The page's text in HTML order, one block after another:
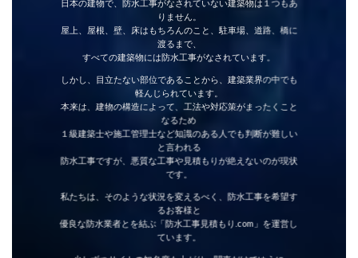
日本の建物で、防水工事がなされていない建築物は１つもあ
りません。
屋上、屋根、壁、床はもちろんのこと、駐車場、道路、橋に
渡るまで、
すべての建築物には防水工事がなされています。
しかし、目立たない部位であることから、建築業界の中でも
軽んじられています。
本来は、建物の構造によって、工法や対応策がまったくこと
なるため
１級建築士や施工管理士など知識のある人でも判断が難しい
と言われる
防水工事ですが、悪質な工事や見積もりが絶えないのが現状
です。
私たちは、そのような状況を変えるべく、防水工事を希望す
るお客様と
優良な防水業者とを結ぶ「防水工事見積もり.com」を運営し
ています。